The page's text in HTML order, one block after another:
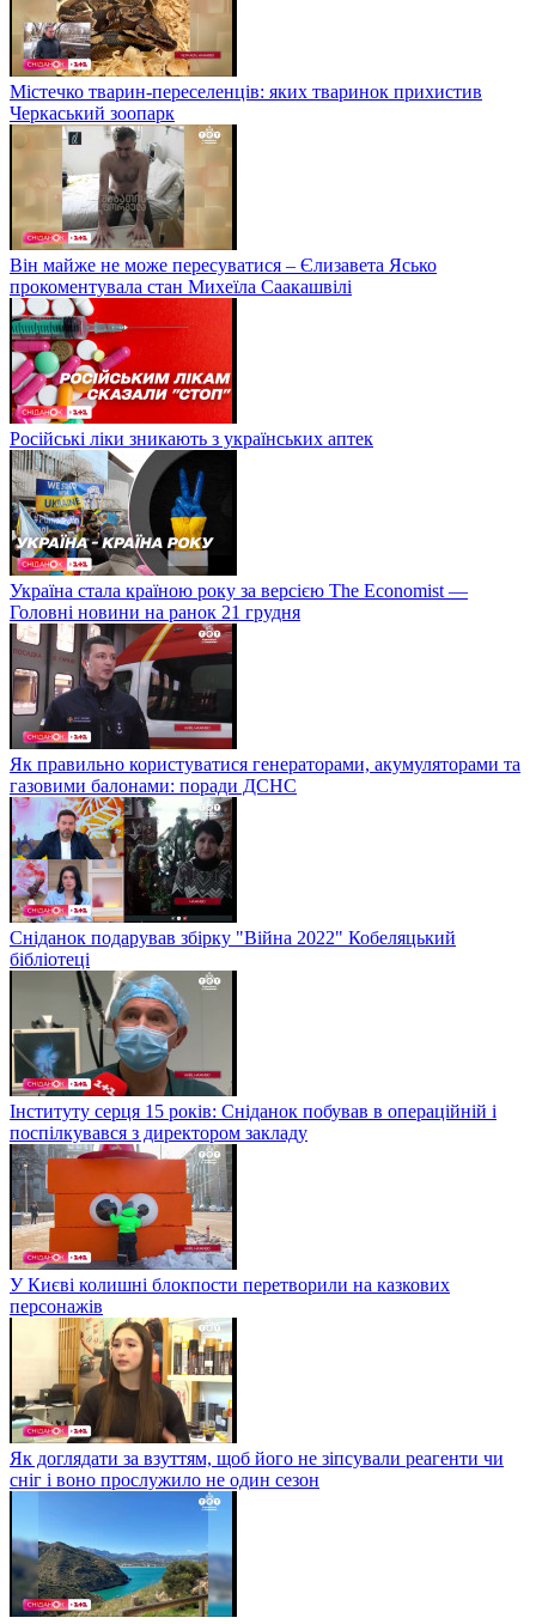
Містечко тварин-переселенців: яких тваринок прихистив
Черкаський зоопарк
Він майже не може пересуватися – Єлизавета Ясько
прокоментувала стан Михеїла Саакашвілі
Російські ліки зникають з українських аптек
Україна стала країною року за версією The Economist —
Головні новини на ранок 21 грудня
Як правильно користуватися генераторами, акумуляторами та
газовими балонами: поради ДСНС
Сніданок подарував збірку "Війна 2022" Кобеляцький
бібліотеці
Інституту серця 15 років: Сніданок побував в операційній і
поспілкувався з директором закладу
У Києві колишні блокпости перетворили на казкових
персонажів
Як доглядати за взуттям, щоб його не зіпсували реагенти чи
сніг і воно прослужило не один сезон